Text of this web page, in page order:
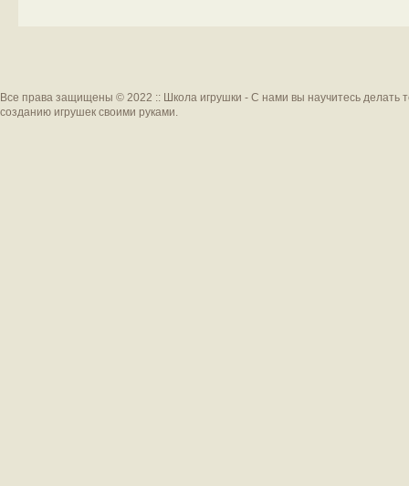
Все права защищены © 2022 :: Школа игрушки - С нами вы научитесь делать
созданию игрушек своими руками.